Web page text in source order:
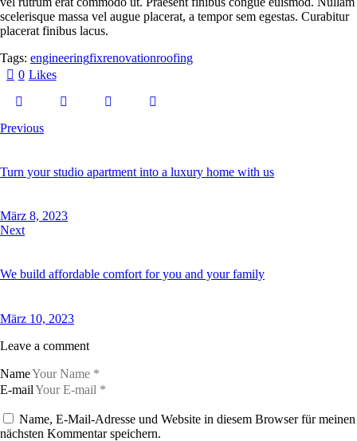
scelerisque massa vel augue placerat, a tempor sem egestas. Curabitur
placerat finibus lacus.
Tags: engineeringfixrenovationroofing
0 Likes
Previous
Turn your studio apartment into a luxury home with us
März 8, 2023
Next
We build affordable comfort for you and your family
März 10, 2023
Leave a comment
Name
E-mail
Name, E-Mail-Adresse und Website in diesem Browser für meinen
nächsten Kommentar speichern.